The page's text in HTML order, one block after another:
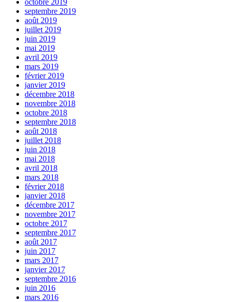
septembre 2019
août 2019
juillet 2019
juin 2019
mai 2019
avril 2019
mars 2019
février 2019
janvier 2019
décembre 2018
novembre 2018
octobre 2018
septembre 2018
août 2018
juillet 2018
juin 2018
mai 2018
avril 2018
mars 2018
février 2018
janvier 2018
décembre 2017
novembre 2017
octobre 2017
septembre 2017
août 2017
juin 2017
mars 2017
janvier 2017
septembre 2016
juin 2016
mars 2016